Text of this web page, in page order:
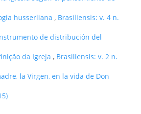
husserliana , Brasiliensis: v. 4 n.
de distribución del
da Igreja , Brasiliensis: v. 2 n.
la Virgen, en la vida de Don